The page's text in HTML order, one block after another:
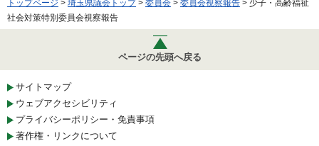
トップページ > 埼玉県議会トップ> 委員会 > 委員会視察報告 > 少子・高齢福祉
社会対策特別委員会視察報告
ページの先頭へ戻る
サイトマップ
ウェブアクセシビリティ
プライバシーポリシー・免責事項
著作権・リンクについて